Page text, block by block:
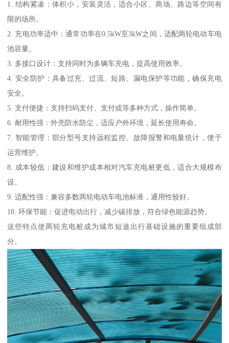
1. 结构紧凑：体积小，安装灵活，适合小区、商场、路边等空间有
限的场所。
2. 充电功率适中：通常功率在0.5kW至3kW之间，适配两轮电动车电
池容量。
3. 多接口设计：支持同时为多辆车充电，提高使用效率。
4. 安全防护：具备过充、过流、短路、漏电保护等功能，确保充电
安全。
5. 支付便捷：支持扫码支付、支付或等多种方式，操作简单。
6. 耐用性强：外壳防水防尘，适应户外环境，延长使用寿命。
7. 智能管理：部分型号支持远程监控、故障报警和电量统计，便于
运营维护。
8. 成本较低：建设和维护成本相对汽车充电桩更低，适合大规模布
设。
9. 适配性强：兼容多数两轮电动车电池标准，通用性较好。
10. 环保节能：促进电动出行，减少碳排放，符合绿色能源趋势。
这些特点使两轮充电桩成为城市短途出行基础设施的重要组成部
分。